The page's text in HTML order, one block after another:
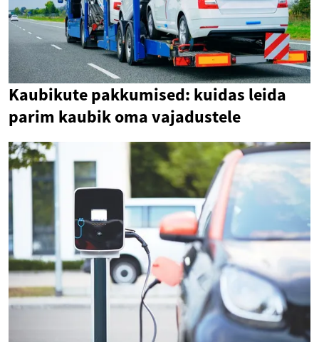
Kaubikute pakkumised: kuidas leida
parim kaubik oma vajadustele